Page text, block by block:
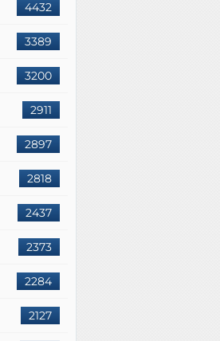
4432
3389
3200
2911
2897
2818
2437
2373
2284
2127